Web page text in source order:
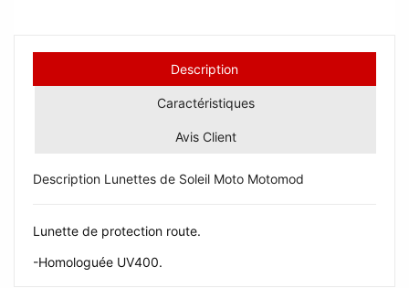
Description
Caractéristiques
Avis Client
Description Lunettes de Soleil Moto Motomod
Lunette de protection route.
-Homologuée UV400.